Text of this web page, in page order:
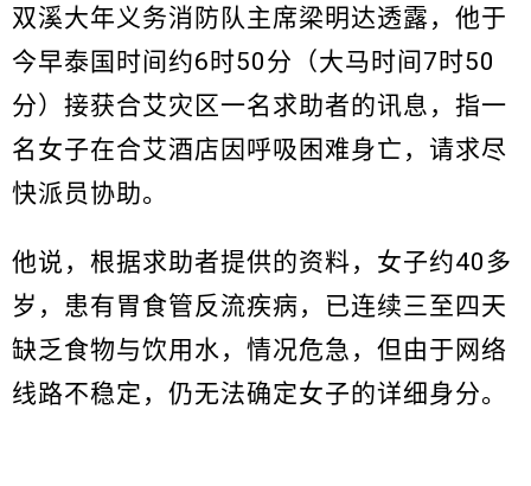
双溪大年义务消防队主席梁明达透露，他于
今早泰国时间约6时50分（大马时间7时50
分）接获合艾灾区一名求助者的讯息，指一
名女子在合艾酒店因呼吸困难身亡，请求尽
快派员协助。
他说，根据求助者提供的资料，女子约40多
岁，患有胃食管反流疾病，已连续三至四天
缺乏食物与饮用水，情况危急，但由于网络
线路不稳定，仍无法确定女子的详细身分。